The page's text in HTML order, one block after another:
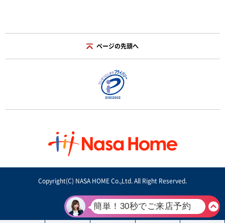
ページの先頭へ
Copyright(C) NASA HOME Co.,Ltd. All Right Reserved.